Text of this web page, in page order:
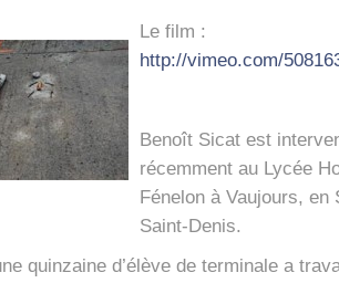
Le film :
http://vimeo.com/
Benoît Sicat est
récem­ment au Lycée
Féne­lon à Vau­jours, en
Saint-Denis.
quin­zaine d’é­lève de ter­mi­nale a